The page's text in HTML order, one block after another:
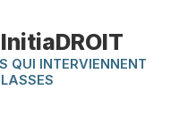
QUI INTERVIENNENT